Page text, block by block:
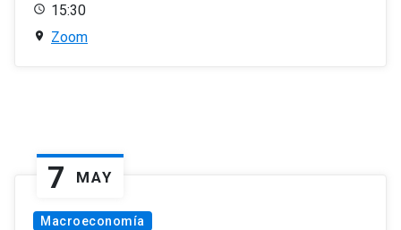
15:30
Zoom
7 MAY
Macroeconomía